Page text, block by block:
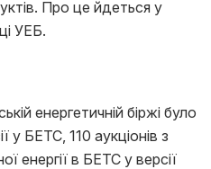
Про це йдеться у
УЕБ.
енергетичній біржі було
у БЕТС, 110 аукціонів з
енергії в БЕТС у версії